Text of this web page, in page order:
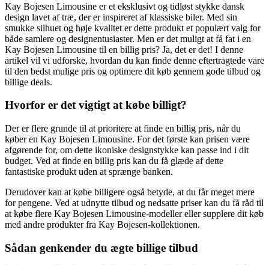
Kay Bojesen Limousine er et eksklusivt og tidløst stykke dansk
design lavet af træ, der er inspireret af klassiske biler. Med sin
smukke silhuet og høje kvalitet er dette produkt et populært valg for
både samlere og designentusiaster. Men er det muligt at få fat i en
Kay Bojesen Limousine til en billig pris? Ja, det er det! I denne
artikel vil vi udforske, hvordan du kan finde denne eftertragtede vare
til den bedst mulige pris og optimere dit køb gennem gode tilbud og
billige deals.
Hvorfor er det vigtigt at købe billigt?
Der er flere grunde til at prioritere at finde en billig pris, når du
køber en Kay Bojesen Limousine. For det første kan prisen være
afgørende for, om dette ikoniske designstykke kan passe ind i dit
budget. Ved at finde en billig pris kan du få glæde af dette
fantastiske produkt uden at sprænge banken.
Derudover kan at købe billigere også betyde, at du får meget mere
for pengene. Ved at udnytte tilbud og nedsatte priser kan du få råd til
at købe flere Kay Bojesen Limousine-modeller eller supplere dit køb
med andre produkter fra Kay Bojesen-kollektionen.
Sådan genkender du ægte billige tilbud